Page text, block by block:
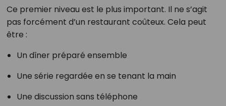
Ce premier niveau est le plus important. Il ne s’agit
pas forcément d’un restaurant coûteux. Cela peut
être :
Un dîner préparé ensemble
Une série regardée en se tenant la main
Une discussion sans téléphone